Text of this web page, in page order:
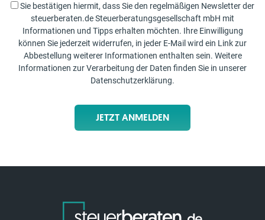
Sie bestätigen hiermit, dass Sie den regelmäßigen Newsletter der
steuerberaten.de Steuerberatungsgesellschaft mbH mit
Informationen und Tipps erhalten möchten. Ihre Einwilligung
können Sie jederzeit widerrufen, in jeder E-Mail wird ein Link zur
Abbestellung weiterer Informationen enthalten sein. Weitere
Informationen zur Verarbeitung der Daten finden Sie in unserer
Datenschutzerklärung.
JETZT ANMELDEN